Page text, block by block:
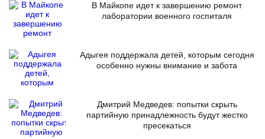
В Майкопе идет к завершению ремонт
лаборатории военного госпиталя
Адыгея поддержала детей, которым сегодня
особенно нужны внимание и забота
Дмитрий Медведев: попытки скрыть
партийную принадлежность будут жестко
пресекаться